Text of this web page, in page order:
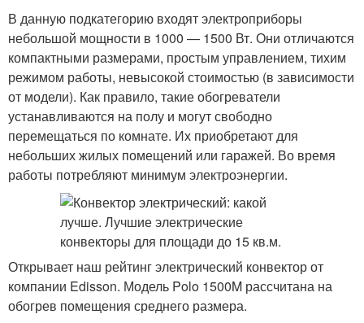
В данную подкатегорию входят электроприборы
небольшой мощности в 1000 — 1500 Вт. Они отличаются
компактными размерами, простым управлением, тихим
режимом работы, невысокой стоимостью (в зависимости
от модели). Как правило, такие обогреватели
устанавливаются на полу и могут свободно
перемещаться по комнате. Их приобретают для
небольших жилых помещений или гаражей. Во время
работы потребляют минимум электроэнергии.
Открывает наш рейтинг электрический конвектор от
компании Edisson. Модель Polo 1500M рассчитана на
обогрев помещения среднего размера.